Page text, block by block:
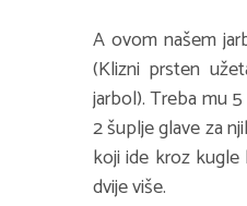
A ovom našem
(Klizni prsten
jarbol). Treba mu
2 šuplje glave za
koji ide kroz kugle
dvije više.